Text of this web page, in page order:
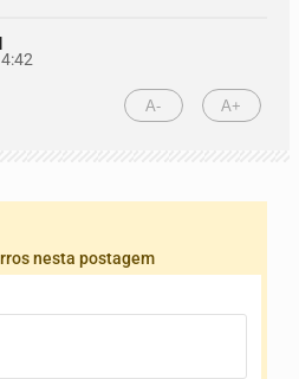
A- A+
nesta postagem